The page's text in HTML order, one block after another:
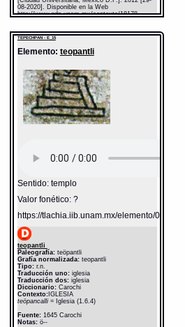
08-2020]. Disponible en la Web
http://www.gdn.unam.mx/contexto/18178
TEPECHPAN - E_15
Elemento: teopantli
Sentido: templo
Valor fonético: ?
https://tlachia.iib.unam.mx/elemento/05.01.09
teopantli
Paleografía:teöpantli
Grafía normalizada:teopantli
Tipo:r.n.
Traducción uno:iglesia
Traducción dos:iglesia
Diccionario: Carochi
Contexto:IGLESIA
teöpancalli = Iglesia (1.6.4)
Fuente:1645 Carochi
Notas:ö--